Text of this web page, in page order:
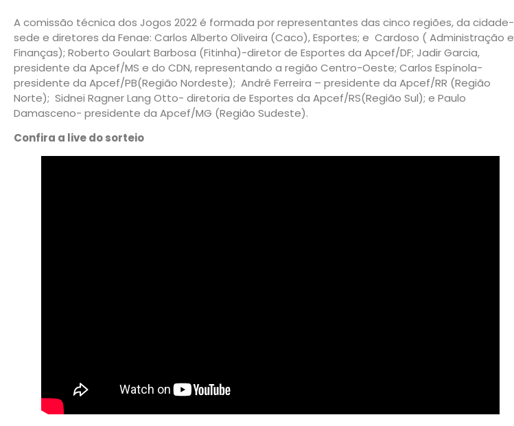
A comissão técnica dos Jogos 2022 é formada por representantes das cinco regiões, da cidade-
sede e diretores da Fenae: Carlos Alberto Oliveira (Caco), Esportes; e Cardoso ( Administração e
Finanças); Roberto Goulart Barbosa (Fitinha)-diretor de Esportes da Apcef/DF; Jadir Garcia,
presidente da Apcef/MS e do CDN, representando a região Centro-Oeste; Carlos Espínola-
presidente da Apcef/PB(Região Nordeste); André Ferreira – presidente da Apcef/RR (Região
Norte); Sidnei Ragner Lang Otto- diretoria de Esportes da Apcef/RS(Região Sul); e Paulo
Damasceno- presidente da Apcef/MG (Região Sudeste).
Confira a live do sorteio